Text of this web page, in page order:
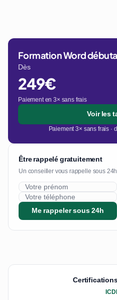
Formation Word
Dès
249€
Paiement en 3× sans frais
Voir les
Paiement 3× sans frais
Être rappelé gratuitement
Un conseiller vous rappelle sous 24h
Me rappeler sous 24h